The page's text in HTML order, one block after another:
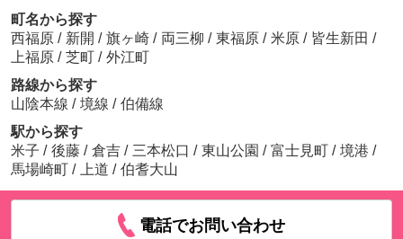
町名から探す
西福原 / 新開 / 旗ヶ崎 / 両三柳 / 東福原 / 米原 / 皆生新田 /
上福原 / 芝町 / 外江町
路線から探す
山陰本線 / 境線 / 伯備線
駅から探す
米子 / 後藤 / 倉吉 / 三本松口 / 東山公園 / 富士見町 / 境港 /
馬場崎町 / 上道 / 伯耆大山
電話でお問い合わせ